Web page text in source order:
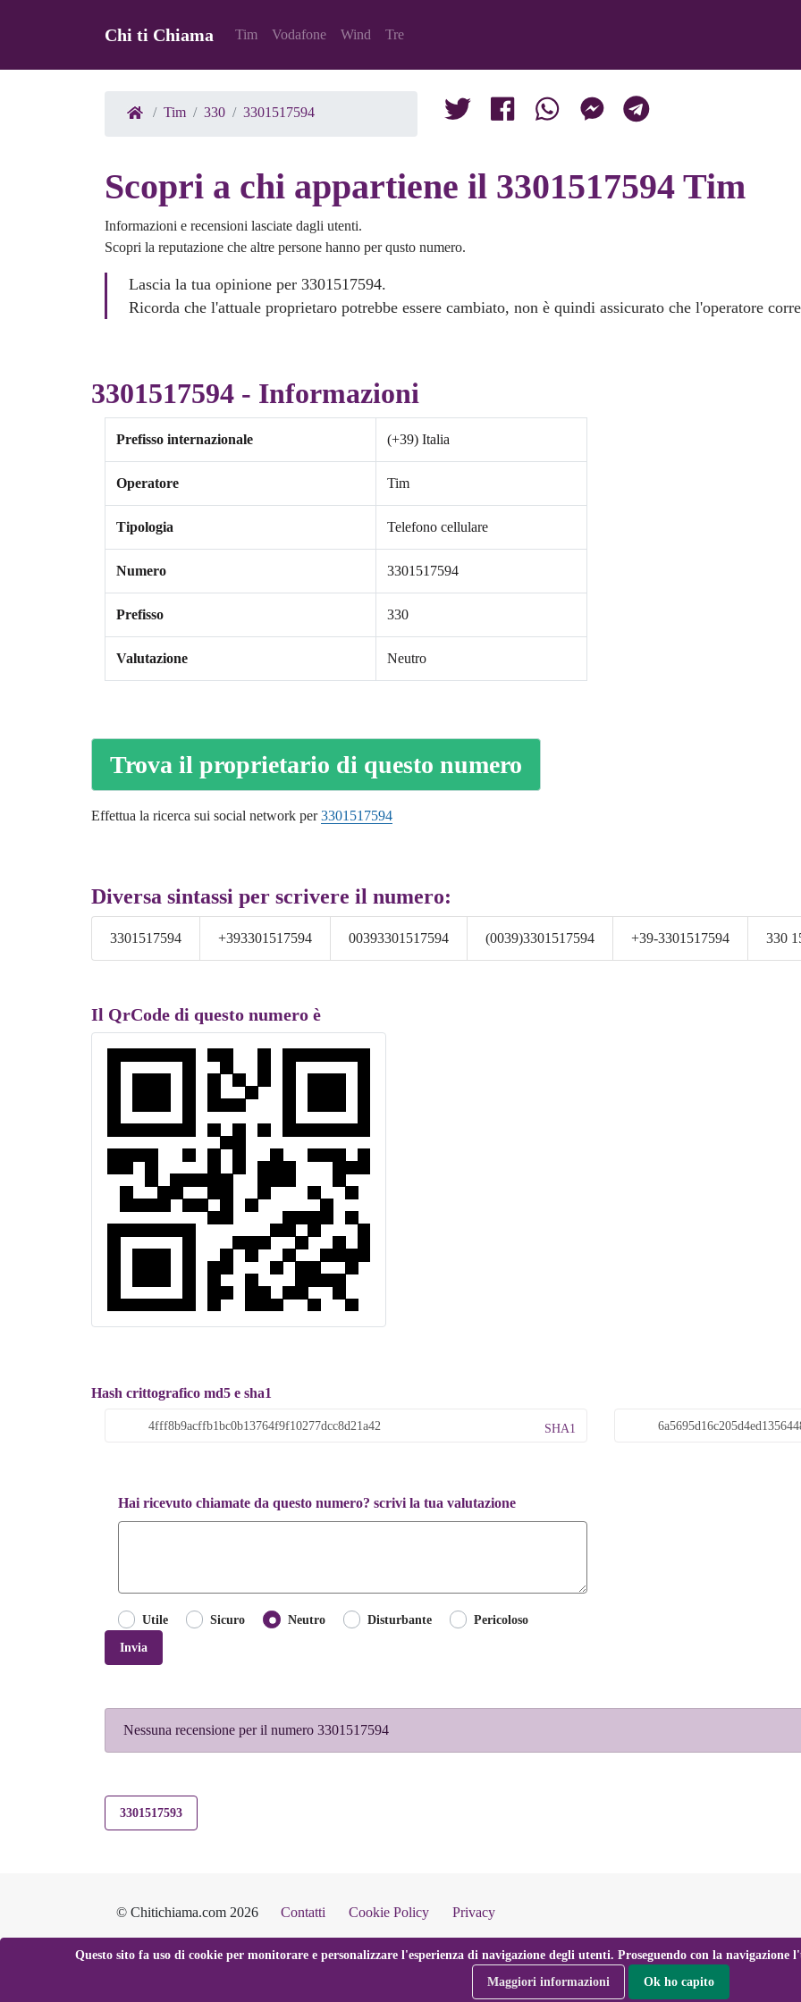
Chi ti Chiama Tim Vodafone Wind Tre
Tim 330 3301517594
Scopri a chi appartiene il 3301517594 Tim
Informazioni e recensioni lasciate dagli utenti.
Scopri la reputazione che altre persone hanno per qusto numero.
Lascia la tua opinione per 3301517594.
Ricorda che l'attuale proprietaro potrebbe essere cambiato, non è quindi assicurato che l'operatore
3301517594 - Informazioni
Prefisso internazionale (+39) Italia
Operatore Tim
Tipologia Telefono cellulare
Numero 3301517594
Prefisso 330
Valutazione Neutro
Trova il proprietario di questo numero
Effettua la ricerca sui social network per3301517594
Diversa sintassi per scrivere il numero:
3301517594 +393301517594 00393301517594 (0039)3301517594 +39-3301517594 330
Il QrCode di questo numero è
Hash crittografico md5 e sha1
SHA1
Hai ricevuto chiamate da questo numero? scrivi la tua valutazione
Utile Sicuro Neutro Disturbante
Pericoloso
Invia
Nessuna recensione per il numero 3301517594
3301517593
© Chitichiama.com 2026 Contatti Cookie Policy Privacy
Questo sito fa uso di cookie per monitorare e personalizzare l'esperienza di navigazione degli utenti. Proseguendo con la
Maggiori informazioni
Ok ho capito